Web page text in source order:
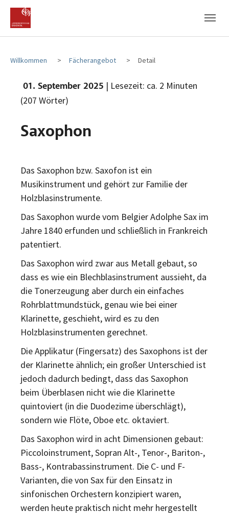
Zum Hauptinhalt
Zum Fußbereich
Willkommen Fächerangebot Detail
01. September 2025 | Lesezeit: ca. 2 Minuten
(207 Wörter)
Saxophon
Das Saxophon bzw. Saxofon ist ein
Musikinstrument und gehört zur Familie der
Holzblasinstrumente.
Das Saxophon wurde vom Belgier Adolphe Sax im
Jahre 1840 erfunden und schließlich in Frankreich
patentiert.
Das Saxophon wird zwar aus Metall gebaut, so
dass es wie ein Blechblasinstrument aussieht, da
die Tonerzeugung aber durch ein einfaches
Rohrblattmundstück, genau wie bei einer
Klarinette, geschieht, wird es zu den
Holzblasinstrumenten gerechnet.
Die Applikatur (Fingersatz) des Saxophons ist der
der Klarinette ähnlich; ein großer Unterschied ist
jedoch dadurch bedingt, dass das Saxophon
beim Überblasen nicht wie die Klarinette
quintoviert (in die Duodezime überschlägt),
sondern wie Flöte, Oboe etc. oktaviert.
Das Saxophon wird in acht Dimensionen gebaut:
Piccoloinstrument, Sopran Alt-, Tenor-, Bariton-,
Bass-, Kontrabassinstrument. Die C- und F-
Varianten, die von Sax für den Einsatz in
sinfonischen Orchestern konzipiert waren,
werden heute praktisch nicht mehr hergestellt